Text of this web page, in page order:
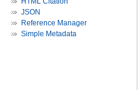
JSON
Reference Manager
Simple Metadata